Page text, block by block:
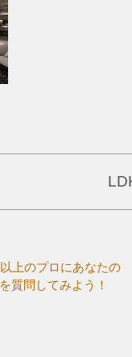
上のプロにあなたの
質問してみよう！